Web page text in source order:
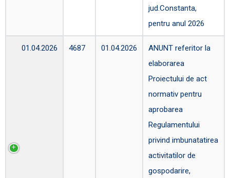
jud.Constanta,
pentru anul 2026
01.04.2026 4687 01.04.2026
ANUNT referitor la
elaborarea
Proiectului de act
normativ pentru
aprobarea
Regulamentului
privind imbunatatirea
activitatilor de
gospodarire,